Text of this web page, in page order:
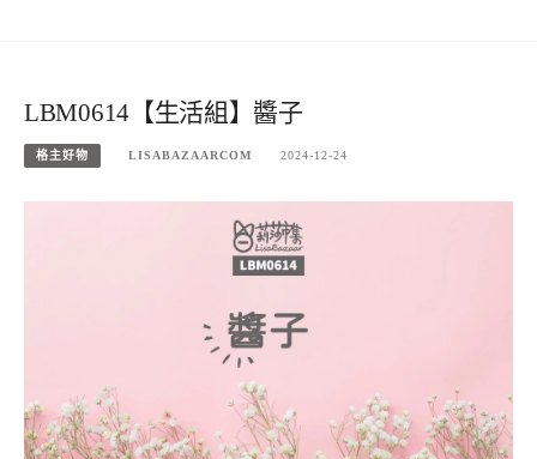
LBM0614【生活組】醬子
格主好物 LISABAZAARCOM 2024-12-24